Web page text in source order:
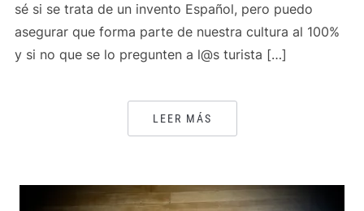
sé si se trata de un invento Español, pero puedo
asegurar que forma parte de nuestra cultura al 100%
y si no que se lo pregunten a l@s turista […]
LEER MÁS